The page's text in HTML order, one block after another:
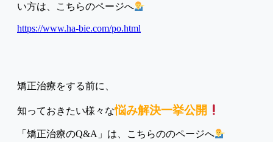
い方は、こちらのページへ
https://www.ha-bie.com/po.html
矯正治療をする前に、
知っておきたい様々な悩み解決一挙公開
「矯正治療のQ&A」は、こちらののページへ